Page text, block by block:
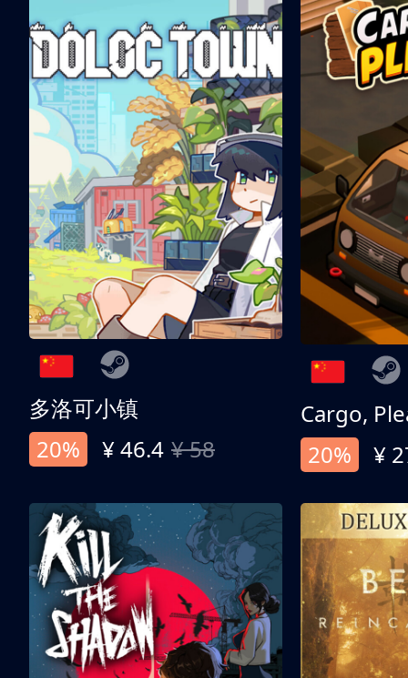
多洛可小镇
20%
¥ 46.4 ¥ 58
Cargo,
20%
¥